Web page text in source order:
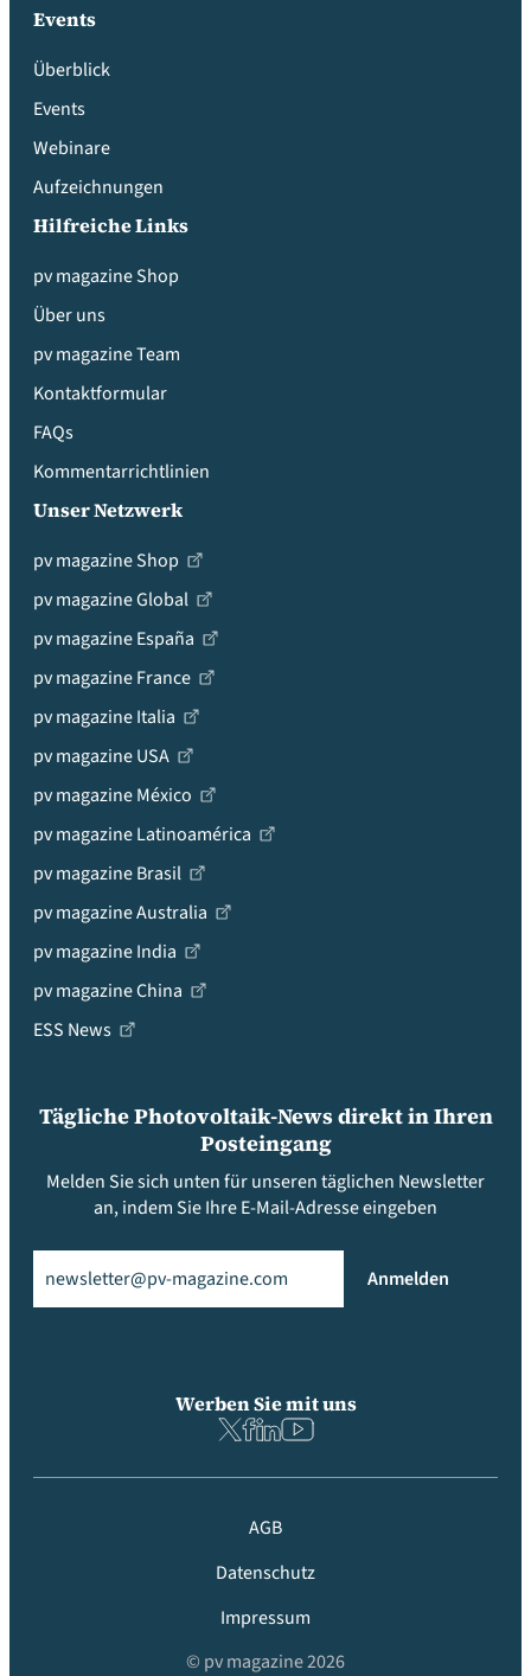
Events
Überblick
Events
Webinare
Aufzeichnungen
Hilfreiche Links
pv magazine Shop
Über uns
pv magazine Team
Kontaktformular
FAQs
Kommentarrichtlinien
Unser Netzwerk
pv magazine Shop
pv magazine Global
pv magazine España
pv magazine France
pv magazine Italia
pv magazine USA
pv magazine México
pv magazine Latinoamérica
pv magazine Brasil
pv magazine Australia
pv magazine India
pv magazine China
ESS News
Tägliche Photovoltaik-News direkt in Ihren
Posteingang
Melden Sie sich unten für unseren täglichen Newsletter
an, indem Sie Ihre E-Mail-Adresse eingeben
Anmelden
Werben Sie mit uns
AGB
Datenschutz
Impressum
© pv magazine 2026